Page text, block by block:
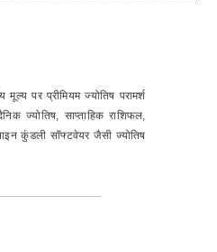
path and doing remedy
now I am feeling relief too
2022
and guidance from
पर प्रीमियम ज्योतिष परामर्श
ज्योतिष, साप्ताहिक राशिफल,
कुंडली सॉफ्टवेयर जैसी ज्योतिष